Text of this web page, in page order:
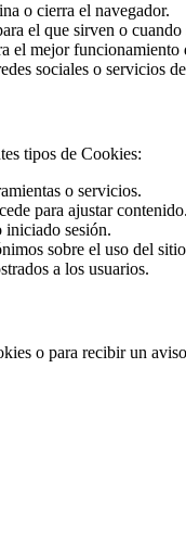
o cierra el navegador.
el que sirven o cuando
el mejor funcionamiento
sociales o servicios
tipos de Cookies:
o servicios.
para ajustar contenido.
sesión.
sobre el uso del
a los usuarios.
o para recibir un